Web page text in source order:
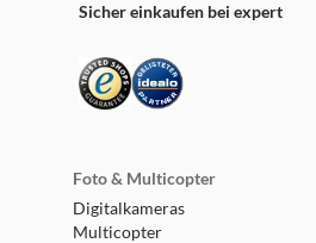
Sicher einkaufen bei expert
Foto & Multicopter
Digitalkameras
Multicopter